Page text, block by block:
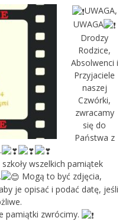
UWAGA,
UWAGA
Drodzy
Rodzice,
Absolwenci i
Przyjaciele
naszej
Czwórki,
zwracamy
się do
Państwa z
wszelkich pamiątek
Mogą to być zdjęcia,
je opisać i podać datę, jeśli
pamiątki zwrócimy.